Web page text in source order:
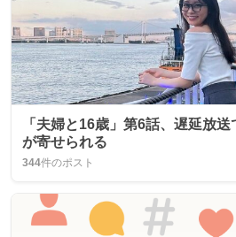
「夫婦と16歳」第6話、遅延放
が寄せられる
344件のポスト